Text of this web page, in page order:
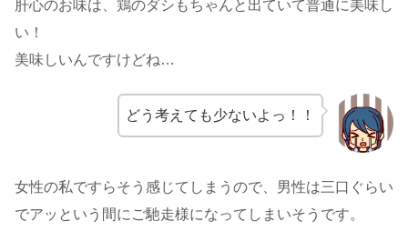
肝心のお味は、鶏のダシもちゃんと出ていて普通に美味し
い！
美味しいんですけどね…
どう考えても少ないよっ！！
女性の私ですらそう感じてしまうので、男性は三口ぐらい
でアッという間にご馳走様になってしまいそうです。